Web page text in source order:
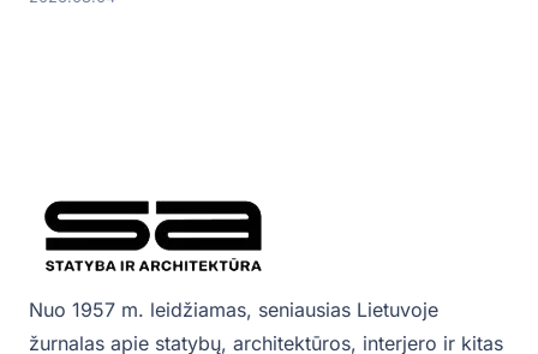
Nuo 1957 m. leidžiamas, seniausias Lietuvoje
žurnalas apie statybų, architektūros, interjero ir kitas